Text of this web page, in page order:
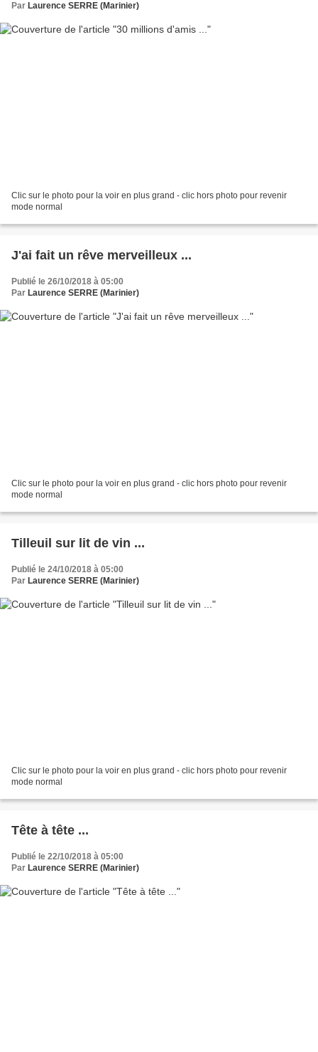
Par Laurence SERRE (Marinier)
Clic sur le photo pour la voir en plus grand - clic hors photo pour revenir
mode normal
J'ai fait un rêve merveilleux ...
Publié le 26/10/2018 à 05:00
Par Laurence SERRE (Marinier)
Clic sur le photo pour la voir en plus grand - clic hors photo pour revenir
mode normal
Tilleuil sur lit de vin ...
Publié le 24/10/2018 à 05:00
Par Laurence SERRE (Marinier)
Clic sur le photo pour la voir en plus grand - clic hors photo pour revenir
mode normal
Tête à tête ...
Publié le 22/10/2018 à 05:00
Par Laurence SERRE (Marinier)